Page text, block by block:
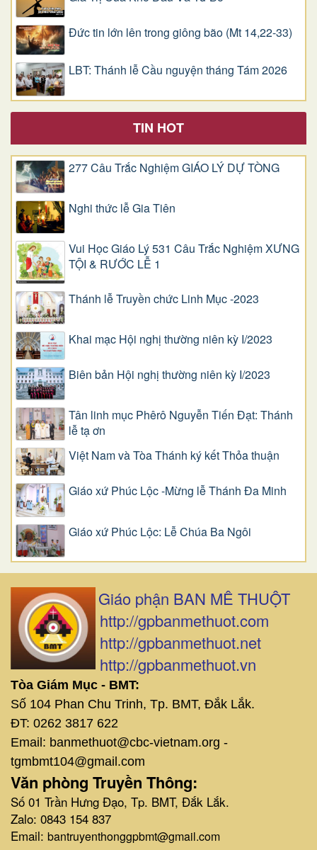
Đức tin lớn lên trong giông bão (Mt 14,22-33)
LBT: Thánh lễ Cầu nguyện tháng Tám 2026
TIN HOT
277 Câu Trắc Nghiệm GIÁO LÝ DỰ TÒNG
Nghi thức lễ Gia Tiên
Vui Học Giáo Lý 531 Câu Trắc Nghiệm XƯNG
TỘI & RƯỚC LỄ 1
Thánh lễ Truyền chức Linh Mục -2023
Khai mạc Hội nghị thường niên kỳ I/2023
Biên bản Hội nghị thường niên kỳ I/2023
Tân linh mục Phêrô Nguyễn Tiến Đạt: Thánh
lễ tạ ơn
Việt Nam và Tòa Thánh ký kết Thỏa thuận
Giáo xứ Phúc Lộc -Mừng lễ Thánh Đa Minh
Giáo xứ Phúc Lộc: Lễ Chúa Ba Ngôi
Giáo phận BAN MÊ THUỘT
http://gpbanmethuot.com
http://gpbanmethuot.net
http://gpbanmethuot.vn
Tòa Giám Mục - BMT:
Số 104 Phan Chu Trinh, Tp. BMT, Đắk Lắk.
ĐT: 0262 3817 622
Email: banmethuot@cbc-vietnam.org -
tgmbmt104@gmail.com
Văn phòng Truyền Thông:
Số 01 Trần Hưng Đạo, Tp. BMT, Đắk Lắk.
Zalo: 0843 154 837
Email: bantruyenthonggpbmt@gmail.com